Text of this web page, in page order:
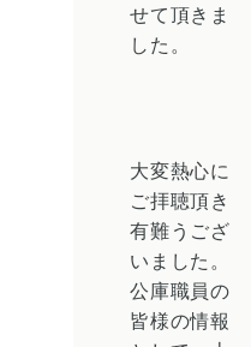
せて頂きま
した。
大変熱心に
ご拝聴頂き
有難うござ
いました。
公庫職員の
皆様の情報